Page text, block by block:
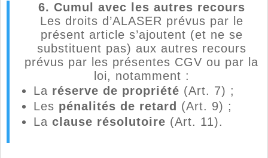
6. Cumul avec les autres recours
Les droits d’ALASER prévus par le
présent article s’ajoutent (et ne se
substituent pas) aux autres recours
prévus par les présentes CGV ou par la
loi, notamment :
La réserve de propriété (Art. 7) ;
Les pénalités de retard (Art. 9) ;
La clause résolutoire (Art. 11).